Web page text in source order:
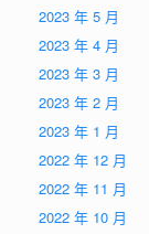
2023 年 5 月
2023 年 4 月
2023 年 3 月
2023 年 2 月
2023 年 1 月
2022 年 12 月
2022 年 11 月
2022 年 10 月